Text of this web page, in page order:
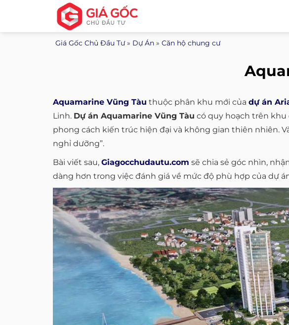
nội
Giá Gốc Chủ Đầu Tư» Dự Án » Căn hộ chung cư
Aquamarine Vũng Tàu thuộc phân khu mới của dự án
Linh. Dự án Aquamarine Vũng Tàu có quy hoạch trên khu
phong cách kiến trúc hiện đại và không gian thiên nhiên.
nghỉ dưỡng”.
Bài viết sau, Giagocchudautu.com sẽ chia sẻ góc nhìn,
dàng hơn trong việc đánh giá về mức độ phù hợp của dự